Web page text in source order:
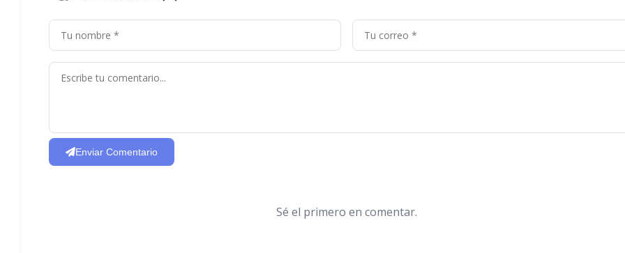
Enviar Comentario
Sé el primero en comentar.